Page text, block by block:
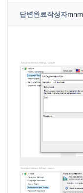
답변완료작성자mnm